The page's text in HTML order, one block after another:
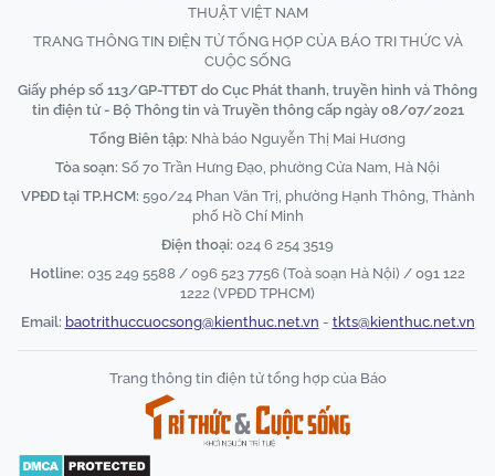
THUẬT VIỆT NAM
TRANG THÔNG TIN ĐIỆN TỬ TỔNG HỢP CỦA BÁO TRI THỨC VÀ
CUỘC SỐNG
Giấy phép số 113/GP-TTĐT do Cục Phát thanh, truyền hình và Thông
tin điện tử - Bộ Thông tin và Truyền thông cấp ngày 08/07/2021
Tổng Biên tập: Nhà báo Nguyễn Thị Mai Hương
Tòa soạn: Số 70 Trần Hưng Đạo, phường Cửa Nam, Hà Nội
VPĐD tại TP.HCM: 590/24 Phan Văn Trị, phường Hạnh Thông, Thành
phố Hồ Chí Minh
Điện thoại: 024 6 254 3519
Hotline: 035 249 5588 / 096 523 7756 (Toà soạn Hà Nội) / 091 122
1222 (VPĐD TPHCM)
Email: baotrithuccuocsong@kienthuc.net.vn - tkts@kienthuc.net.vn
Trang thông tin điện tử tổng hợp của Báo